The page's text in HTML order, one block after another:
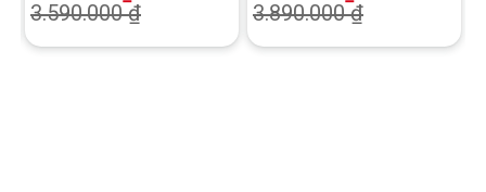
3.590.000₫ 3.890.000₫